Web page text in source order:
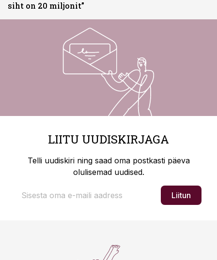
siht on 20 miljonit”
LIITU UUDISKIRJAGA
Telli uudiskiri ning saad oma postkasti päeva
olulisemad uudised.
Liitun